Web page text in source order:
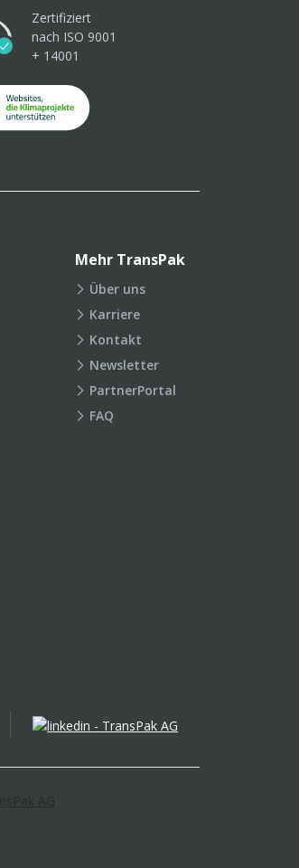
Zertifiziert
nach ISO 9001
+ 14001
Mehr TransPak
Über uns
Karriere
Kontakt
Newsletter
PartnerPortal
FAQ